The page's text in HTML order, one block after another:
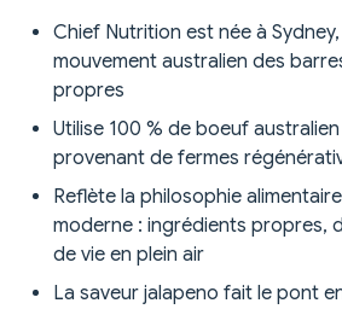
Chief Nutrition est née à
mouvement australien des
propres
Utilise 100 % de boeuf
provenant de fermes
Reflète la philosophie
moderne : ingrédients propres,
de vie en plein air
La saveur jalapeno fait le pont